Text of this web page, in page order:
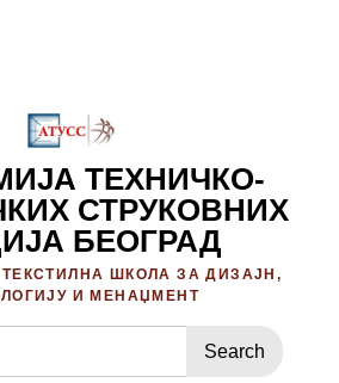
ТЕХНИЧКО-
СТРУКОВНИХ
БЕОГРАД
ШКОЛА ЗА ДИЗАЈН,
И МЕНАЏМЕНТ